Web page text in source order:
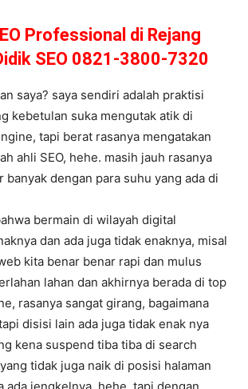
Professional di Rejang
SEO 0821-3800-7320
saya? saya sendiri adalah praktisi
kebetulan suka mengutak atik di
tapi berat rasanya mengatakan
ahli SEO, hehe. masih jauh rasanya
banyak dengan para suhu yang ada di
bermain di wilayah digital
dan ada juga tidak enaknya, misal
kita benar benar rapi dan mulus
lahan dan akhirnya berada di top
rasanya sangat girang, bagaimana
disisi lain ada juga tidak enak nya
kena suspend tiba tiba di search
tidak juga naik di posisi halaman